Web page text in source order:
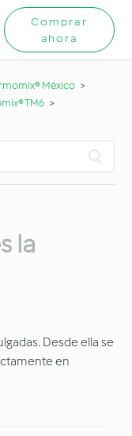
Comprar
ahora
México
TM6
la
Desde ella se
en